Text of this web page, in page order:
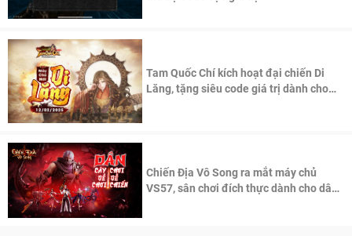
Tam Quốc Chí kích hoạt đại chiến Di
Lăng, tặng siêu code giá trị dành cho
Chiến Địa Vô Song ra mắt máy chủ
VS57, sân chơi đích thực dành cho dân